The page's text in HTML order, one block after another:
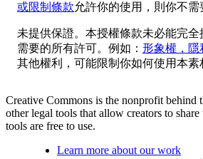
或限制條款允許你的使用，則你不需
未提供保證。本授權條款未必能完
需要的所有許可。例如： 形象權，隱
其他權利，可能限制你如何使用本素
Creative Commons is the nonprofit behind
other legal tools that allow creators to
tools are free to use.
Learn more about our work